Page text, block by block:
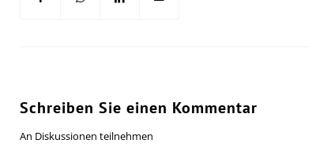
Schreiben Sie einen Kommentar
An Diskussionen teilnehmen